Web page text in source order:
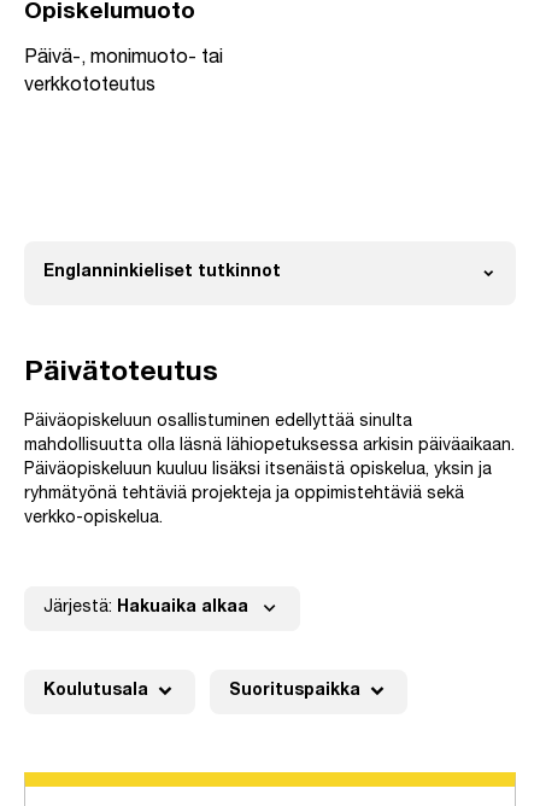
Opiskelumuoto
Päivä-, monimuoto- tai
verkkototeutus
Englanninkieliset tutkinnot
Avaa
expand_more
Päivätoteutus
Päiväopiskeluun osallistuminen edellyttää sinulta
mahdollisuutta olla läsnä lähiopetuksessa arkisin päiväaikaan.
Päiväopiskeluun kuuluu lisäksi itsenäistä opiskelua, yksin ja
ryhmätyönä tehtäviä projekteja ja oppimistehtäviä sekä
verkko-opiskelua.
Koulutusala expand_more Suorituspaikka expand_more
Järjestä: Hakuaika alkaa expand_more